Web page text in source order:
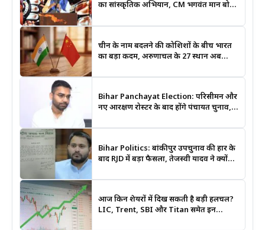
का सांस्कृतिक अभियान, CM भगवंत मान बोले-
चीन के नाम बदलने की कोशिशों के बीच भारत
का बड़ा कदम, अरुणाचल के 27 स्थान अब
Bihar Panchayat Election: परिसीमन और
नए आरक्षण रोस्टर के बाद होंगे पंचायत चुनाव,
Bihar Politics: बांकीपुर उपचुनाव की हार के
बाद RJD में बड़ा फैसला, तेजस्वी यादव ने क्यों
आज किन शेयरों में दिख सकती है बड़ी हलचल?
LIC, Trent, SBI और Titan समेत इन